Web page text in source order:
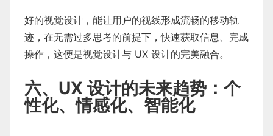
好的视觉设计，能让用户的视线形成流畅的移动轨
迹，在无需过多思考的前提下，快速获取信息、完成
操作，这便是视觉设计与 UX 设计的完美融合。
六、UX 设计的未来趋势：个
性化、情感化、智能化